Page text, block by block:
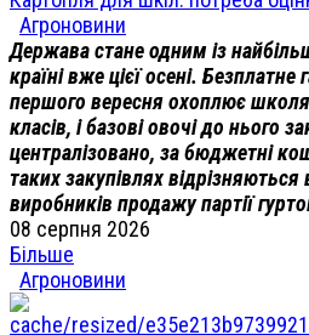
Агроновини
Держава стане одним із
країні вже цієї осені.
першого вересня охоплює
класів, і базові овочі до нього
централізовано, за бюджетні
таких закупівлях
виробників продажу партії
08 серпня 2026
Більше
Агроновини